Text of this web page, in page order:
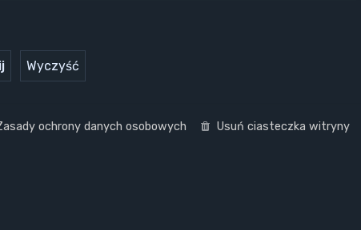
Usuń ciasteczka witryny
ochrony danych osobowych